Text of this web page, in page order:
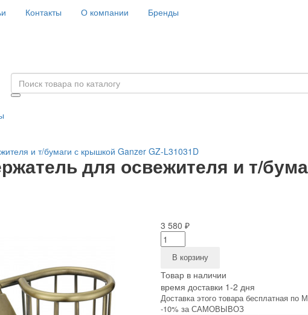
Контакты О компании Бренды
и т/бумаги с крышкой Ganzer GZ-L31031D
для освежителя и т/
3 580 ₽
В корзину
Товар в наличии
время доставки 1-2 дня
Доставка этого товара бесплатная по
-10% за САМОВЫВОЗ